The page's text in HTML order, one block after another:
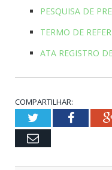
PESQUISA DE
TERMO DE
ATA REGISTRO
COMPARTILHAR:
Twitter
Email